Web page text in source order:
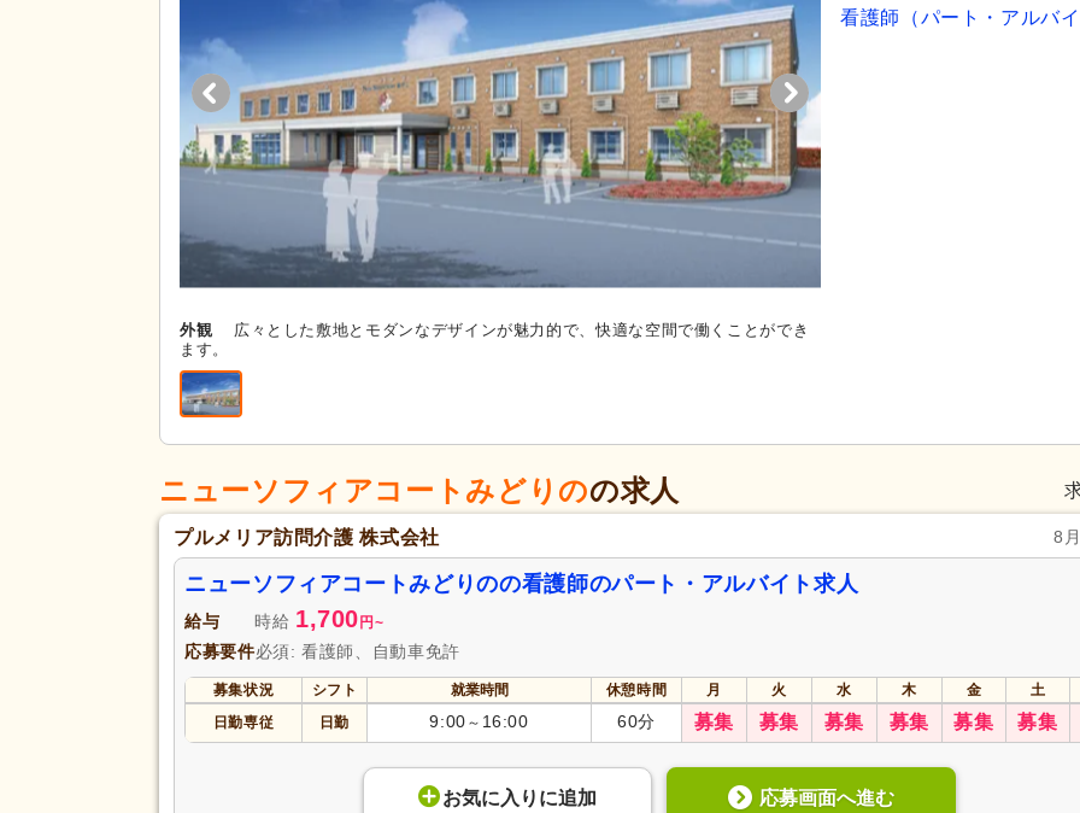
外観
広々とした敷地とモダンなデザインが魅力的で、快適な空間で働くことができ
ます。
看護師（パート・アルバ
ニューソフィアコートみどりのの求人
プルメリア訪問介護 株式会社 8
ニューソフィアコートみどりのの看護師のパート・アルバイト求人
給与 時給 1,700 円 ~
応募要件必須: 看護師、自動車免許
募集状況 シフト 就業時間 休憩時間 月 火 水 木 金
土
日勤専従
日勤 9:00 ～ 16:00 60分 募集 募集 募集 募集 募集 募集
お気に入り に追加 応募画面へ進む